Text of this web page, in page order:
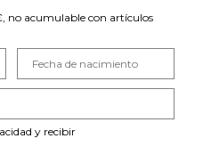
no acumulable con artículos
y recibir